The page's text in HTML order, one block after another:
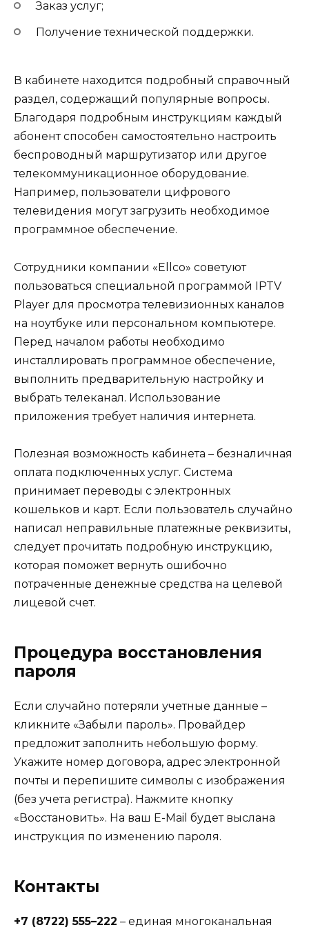
Заказ услуг;
Получение технической поддержки.
В кабинете находится подробный справочный
раздел, содержащий популярные вопросы.
Благодаря подробным инструкциям каждый
абонент способен самостоятельно настроить
беспроводный маршрутизатор или другое
телекоммуникационное оборудование.
Например, пользователи цифрового
телевидения могут загрузить необходимое
программное обеспечение.
Сотрудники компании «Ellco» советуют
пользоваться специальной программой IPTV
Player для просмотра телевизионных каналов
на ноутбуке или персональном компьютере.
Перед началом работы необходимо
инсталлировать программное обеспечение,
выполнить предварительную настройку и
выбрать телеканал. Использование
приложения требует наличия интернета.
Полезная возможность кабинета – безналичная
оплата подключенных услуг. Система
принимает переводы с электронных
кошельков и карт. Если пользователь случайно
написал неправильные платежные реквизиты,
следует прочитать подробную инструкцию,
которая поможет вернуть ошибочно
потраченные денежные средства на целевой
лицевой счет.
Процедура восстановления
пароля
Если случайно потеряли учетные данные –
кликните «Забыли пароль». Провайдер
предложит заполнить небольшую форму.
Укажите номер договора, адрес электронной
почты и перепишите символы с изображения
(без учета регистра). Нажмите кнопку
«Восстановить». На ваш E-Mail будет выслана
инструкция по изменению пароля.
Контакты
+7 (8722) 555–222 – единая многоканальная